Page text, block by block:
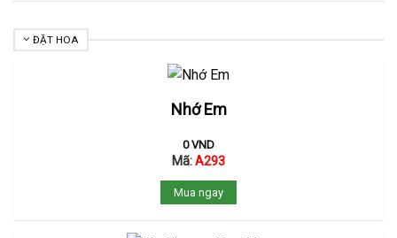
ĐẶT HOA
Nhớ Em
0VND
Mã:A293
Mua ngay